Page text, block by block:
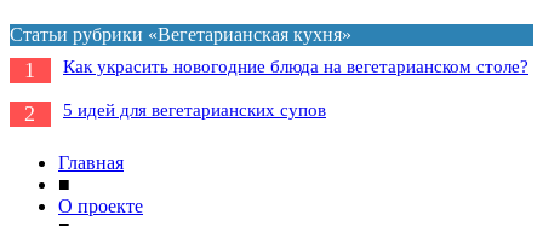
Статьи рубрики «Вегетарианская кухня»
1 Как украсить новогодние блюда на вегетарианском столе?
2 5 идей для вегетарианских супов
Главная
■
О проекте